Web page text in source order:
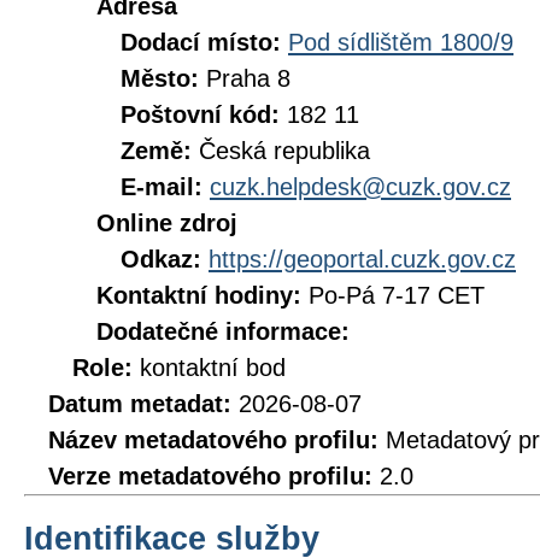
Adresa
Dodací místo: Pod sídlištěm 1800/9
Město: Praha 8
Poštovní kód: 182 11
Země: Česká republika
E-mail: cuzk.helpdesk@cuzk.gov.cz
Online zdroj
Odkaz: https://geoportal.cuzk.gov.cz
Kontaktní hodiny: Po-Pá 7-17 CET
Dodatečné informace:
Role: kontaktní bod
Datum metadat: 2026-08-07
Název metadatového profilu: Metadatový
Verze metadatového profilu: 2.0
Identifikace služby